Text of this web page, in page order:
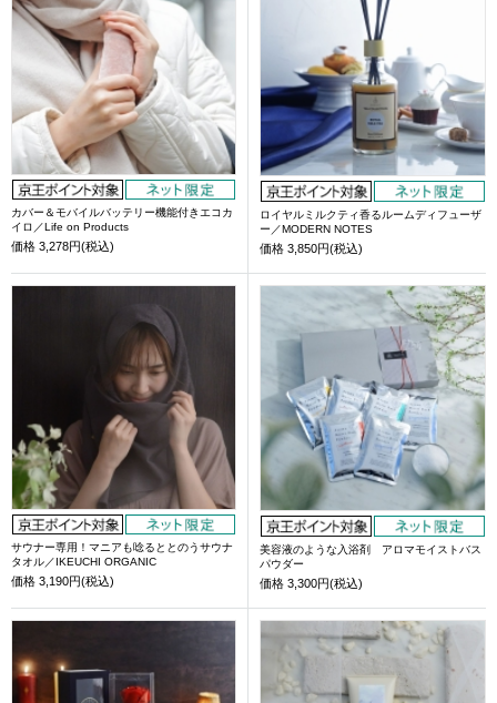
カバー＆モバイルバッテリー機能付きエコカ
イロ／Life on Products
価格 3,278円(税込)
ロイヤルミルクティ香るルームディフューザ
ー／MODERN NOTES
価格 3,850円(税込)
サウナー専用！マニアも唸るととのうサウナ
タオル／IKEUCHI ORGANIC
価格 3,190円(税込)
美容液のような入浴剤 アロマモイストバス
パウダー
価格 3,300円(税込)